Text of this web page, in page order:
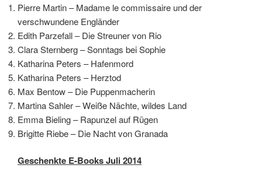
Pierre Martin – Madame le commissaire und der
verschwundene Engländer
Edith Parzefall – Die Streuner von Rio
Clara Sternberg – Sonntags bei Sophie
Katharina Peters – Hafenmord
Katharina Peters – Herztod
Max Bentow – Die Puppenmacherin
Martina Sahler – Weiße Nächte, wildes Land
Emma Bieling – Rapunzel auf Rügen
Brigitte Riebe – Die Nacht von Granada
Geschenkte E-Books Juli 2014